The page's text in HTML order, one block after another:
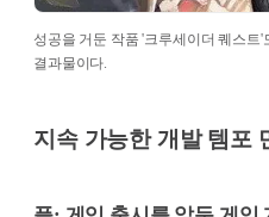
성공을 거둔 작품 '크루세이더 퀘스트
결과물이다.
지속 가능한 개발 템포